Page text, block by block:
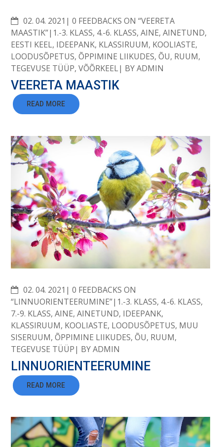
02. 04. 2021 COMMENTS
0 FEEDBACKS ON “VEERETA
MAASTIK” 1.-3. KLASS, 4.-6. KLASS,AINE,AINETUND,
EESTI KEEL, IDEEPANK, KLASSIRUUM, KOOLIASTE,
LOODUSÕPETUS,ÕPPIMINE LIIKUDES,ÕU, RUUM,
TEGEVUSE TÜÜP,VÕÕRKEEL BYADMIN
VEERETA MAASTIK
READ MORE
02. 04. 2021 COMMENTS
0 FEEDBACKS ON
“LINNUORIENTEERUMINE” 1.-3. KLASS, 4.-6. KLASS,
7.-9. KLASS,AINE,AINETUND, IDEEPANK,
KLASSIRUUM, KOOLIASTE, LOODUSÕPETUS, MUU
SISERUUM,ÕPPIMINE LIIKUDES,ÕU, RUUM,
TEGEVUSE TÜÜP
BYADMIN
LINNUORIENTEERUMINE
READ MORE